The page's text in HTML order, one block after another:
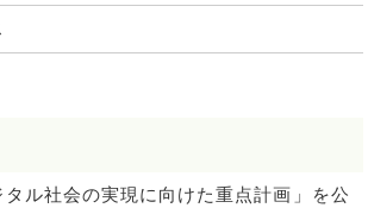
ル社会の実現に向けた重点計画」を公